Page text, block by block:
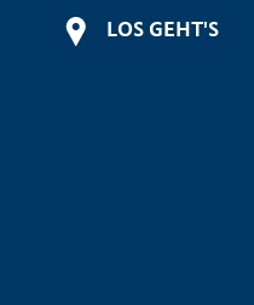
LOS GEHT'S